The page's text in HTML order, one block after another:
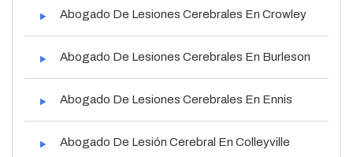
Abogado De Lesiones Cerebrales En Crowley
Abogado De Lesiones Cerebrales En Burleson
Abogado De Lesiones Cerebrales En Ennis
Abogado De Lesión Cerebral En Colleyville